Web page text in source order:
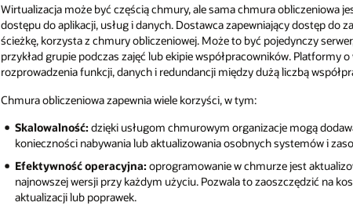
Wirtualizacja może być częścią chmury, ale sama chmura obliczeniowa
dostępu do aplikacji, usług i danych. Dostawca zapewniający dostęp do
ścieżkę, korzysta z chmury obliczeniowej. Może to być pojedynczy
przykład grupie podczas zajęć lub ekipie współpracowników. Platformy
rozprowadzenia funkcji, danych i redundancji między dużą liczbą
Chmura obliczeniowa zapewnia wiele korzyści, w tym:
Skalowalność: dzięki usługom chmurowym organizacje mogą
konieczności nabywania lub aktualizowania osobnych systemów i
Efektywność operacyjna: oprogramowanie w chmurze jest
najnowszej wersji przy każdym użyciu. Pozwala to zaoszczędzić na
aktualizacji lub poprawek.